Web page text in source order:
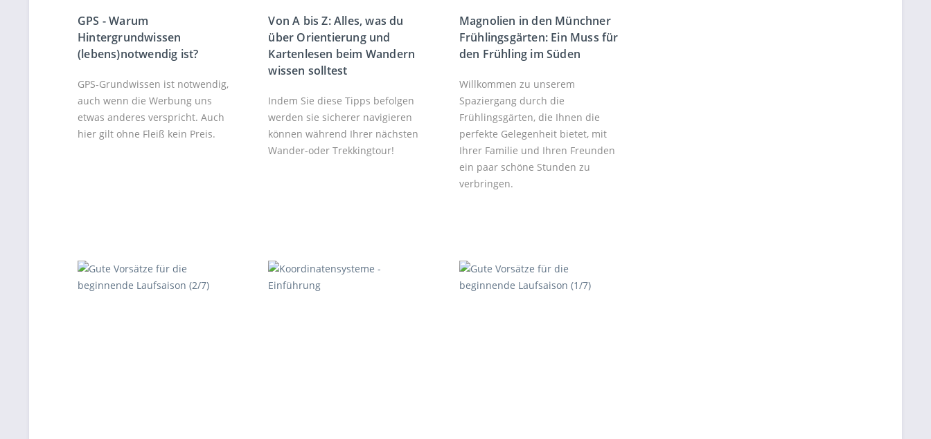
GPS - Warum
Hintergrundwissen
(lebens)notwendig ist?
GPS-Grundwissen ist notwendig,
auch wenn die Werbung uns
etwas anderes verspricht. Auch
hier gilt ohne Fleiß kein Preis.
Von A bis Z: Alles, was du
über Orientierung und
Kartenlesen beim Wandern
wissen solltest
Indem Sie diese Tipps befolgen
werden sie sicherer navigieren
können während Ihrer nächsten
Wander-oder Trekkingtour!
Magnolien in den Münchner
Frühlingsgärten: Ein Muss für
den Frühling im Süden
Willkommen zu unserem
Spaziergang durch die
Frühlingsgärten, die Ihnen die
perfekte Gelegenheit bietet, mit
Ihrer Familie und Ihren Freunden
ein paar schöne Stunden zu
verbringen.